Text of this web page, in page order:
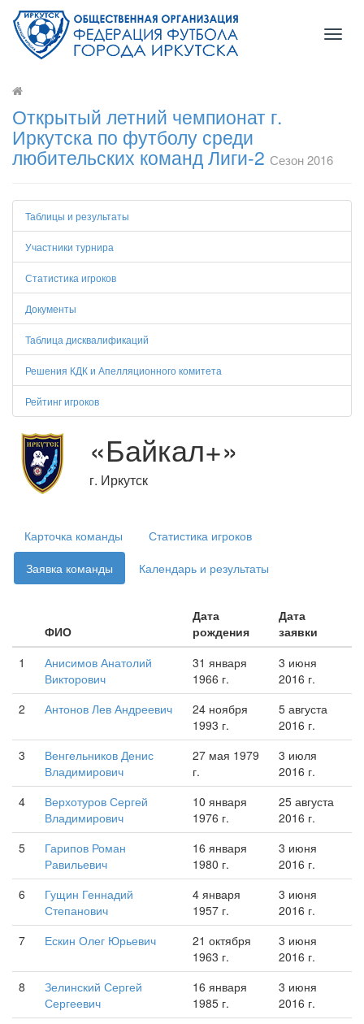
Открытый летний чемпионат г.
Иркутска по футболу среди
любительских команд Лиги-2 Сезон 2016
Таблицы и результаты
Участники турнира
Статистика игроков
Документы
Таблица дисквалификаций
Решения КДК и Апелляционного комитета
Рейтинг игроков
«Байкал+»
г. Иркутск
Карточка команды
Статистика игроков
Заявка команды
Календарь и результаты
ФИО
Дата
рождения
Дата
заявки
1
Анисимов Анатолий
Викторович
31 января
1966 г.
3 июня
2016 г.
2
Антонов Лев Андреевич
24 ноября
1993 г.
5 августа
2016 г.
3
Венгельников Денис
Владимирович
27 мая 1979
г.
3 июля
2016 г.
4
Верхотуров Сергей
Владимирович
10 января
1976 г.
25 августа
2016 г.
5
Гарипов Роман
Равильевич
16 января
1980 г.
3 июня
2016 г.
6
Гущин Геннадий
Степанович
4 января
1957 г.
3 июня
2016 г.
7
Ескин Олег Юрьевич
21 октября
1963 г.
3 июня
2016 г.
8
Зелинский Сергей
Сергеевич
16 января
1985 г.
3 июня
2016 г.